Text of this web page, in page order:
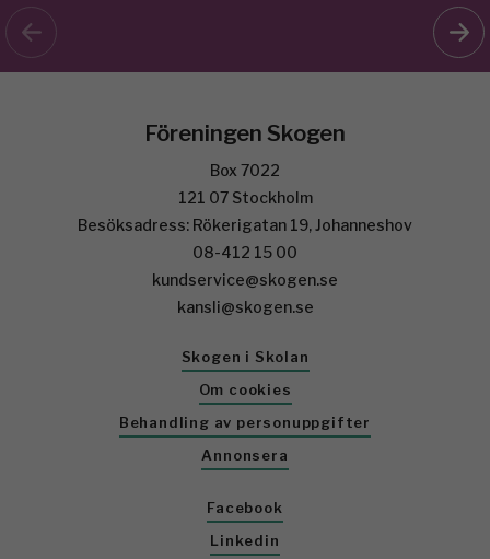
Föreningen Skogen
Box 7022
121 07 Stockholm
Besöksadress: Rökerigatan 19, Johanneshov
08-412 15 00
kundservice@skogen.se
kansli@skogen.se
Skogen i Skolan
Om cookies
Behandling av personuppgifter
Annonsera
Facebook
Linkedin